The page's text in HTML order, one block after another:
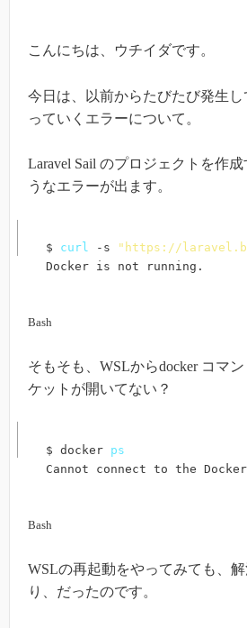
こんにちは、ウチイダです。
今日は、以前からたびたび発生
っていくエラーについて。
Laravel Sail のプロジェクトを作
うなエラーが出ます。
$ curl -s "https://
Docker is not running.
Bash
そもそも、WSLからdocker コマ
ケットが開いてない？
$ docker ps
Cannot connect to the
Bash
WSLの再起動をやってみても、
り、だったのです。